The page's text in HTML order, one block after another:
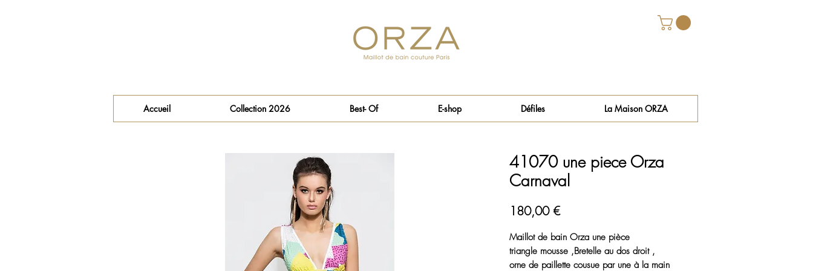
Accueil Collection 2026 Best- Of E-shop Défiles La Maison ORZA
41070 une piece Orza
Carnaval
180,00 €Prix
Maillot de bain Orza une pièce
triangle mousse ,Bretelle au dos droit ,
orne de paillette cousue par une à la main